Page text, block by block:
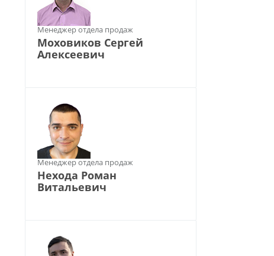
Менеджер отдела продаж
Моховиков Сергей
Алексеевич
Менеджер отдела продаж
Нехода Роман
Витальевич